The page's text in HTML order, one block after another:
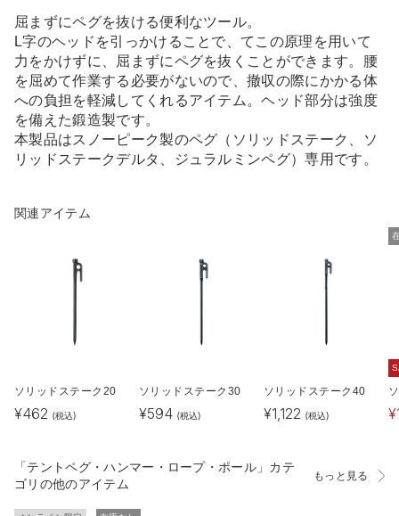
屈まずにペグを抜ける便利なツール。
L字のヘッドを引っかけることで、てこの原理を用いて
力をかけずに、屈まずにペグを抜くことができます。腰
を屈めて作業する必要がないので、撤収の際にかかる体
への負担を軽減してくれるアイテム。ヘッド部分は強度
を備えた鍛造製です。
本製品はスノーピーク製のペグ（ソリッドステーク、ソ
リッドステークデルタ、ジュラルミンペグ）専用です。
関連アイテム
ソリッドステーク20
¥462 (税込)
ソリッドステーク30
¥594 (税込)
ソリッドステーク40
¥1,122 (税込) ¥
「テントペグ・ハンマー・ロープ・ポール」カテ
ゴリの他のアイテム
もっと見る